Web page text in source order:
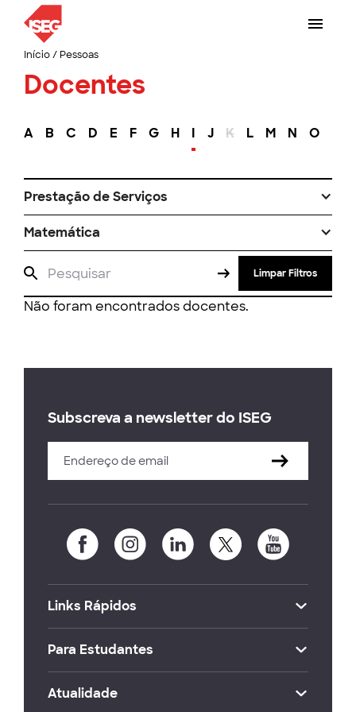
Início/ Pessoas
Docentes
A B C D E F G H I J K L M N O
Prestação de Serviços
Matemática
Limpar Filtros
Não foram encontrados docentes.
Subscreva a newsletter do ISEG
Links Rápidos
Para Estudantes
Atualidade